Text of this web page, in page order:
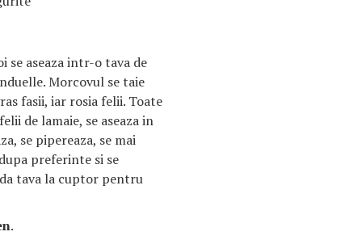
se aseaza intr-o tava de
Morcovul se taie
fasii, iar rosia felii. Toate
de lamaie, se aseaza in
se pipereaza, se mai
preferinte si se
tava la cuptor pentru
.